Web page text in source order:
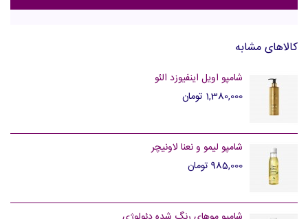
کالاهای مشابه
شامپو اویل اینفیوزد الئو
1,380,000 تومان
شامپو لیمو و نعنا لاونیچر
985,000 تومان